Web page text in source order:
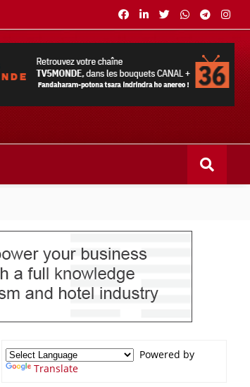
Powered by
Translate